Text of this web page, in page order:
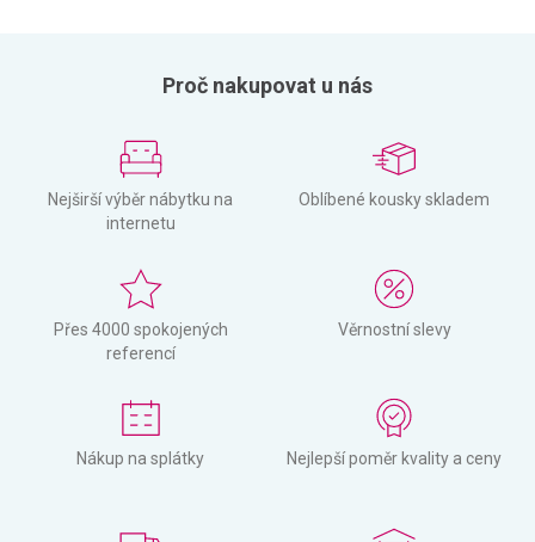
Proč nakupovat u nás
Nejširší výběr nábytku na
internetu
Oblíbené kousky skladem
Přes 4000 spokojených
referencí
Věrnostní slevy
Nákup na splátky Nejlepší poměr kvality a ceny